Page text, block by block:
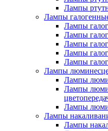
Лампы
Лампы
Лампы
Лампы
Лампы
Лампы
Лампы
Лампы
Лампы
Лампы
Лампы
Лампы
Лампы